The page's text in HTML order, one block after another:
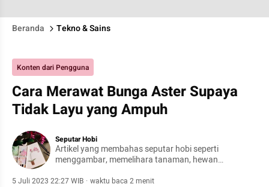
Beranda Tekno & Sains
Konten dari Pengguna
Cara Merawat Bunga Aster Supaya
Tidak Layu yang Ampuh
Seputar Hobi
Artikel yang membahas seputar hobi seperti
menggambar, memelihara tanaman, hewan
5 Juli 2023 22:27 WIB · waktu baca 2 menit